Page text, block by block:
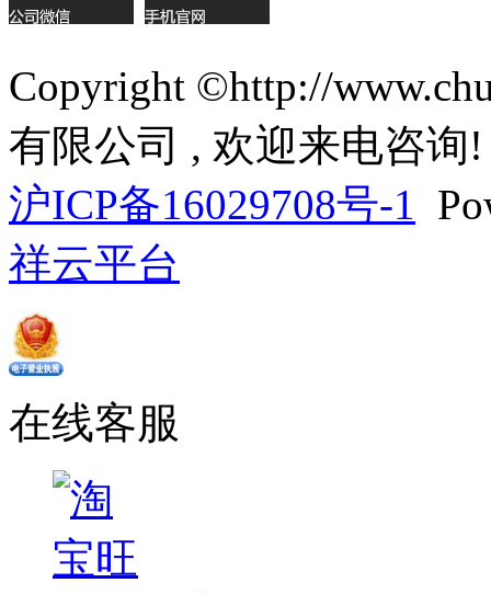
Copyright ©http://
有限公司 , 欢迎来电咨询!
沪ICP备16029708号-1
祥云平台
在线客服